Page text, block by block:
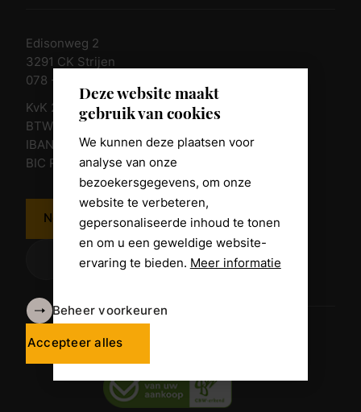
Deze website maakt
gebruik van cookies
We kunnen deze plaatsen voor
analyse van onze
bezoekersgegevens, om onze
website te verbeteren,
gepersonaliseerde inhoud te tonen
en om u een geweldige website-
ervaring te bieden. Meer informatie
Beheer voorkeuren
Accepteer alles
Edisonweg 2
3291 CK Strijen
078 - 674 84 85
KvK 23011135
BTW nr. NL 805098938.B.01
IBAN NL10 RABO 0361 8039 58
BIC RABONL2U
Neem contact op
Algemene voorwaarden